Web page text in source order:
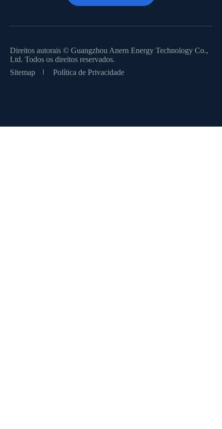
Direitos autorais © Guangzhou Anern Energy Technology Co.,
Ltd. Todos os direitos reservados.
Sitemap
Política de Privacidade